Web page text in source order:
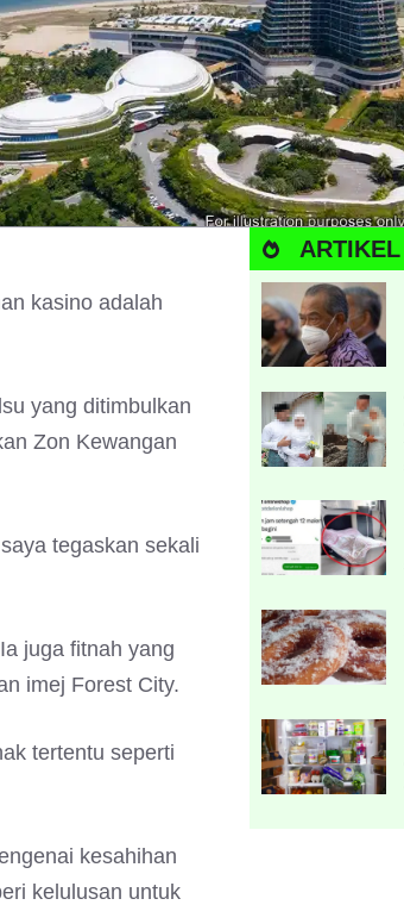
kasino adalah
yang ditimbulkan
Zon Kewangan
tegaskan sekali
juga fitnah yang
imej Forest City.
tertentu seperti
kesahihan
kelulusan untuk